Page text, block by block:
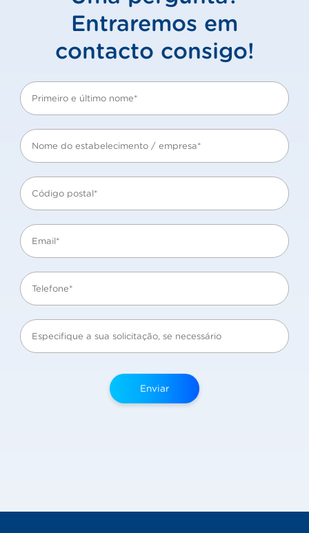
Entraremos em
contacto consigo!